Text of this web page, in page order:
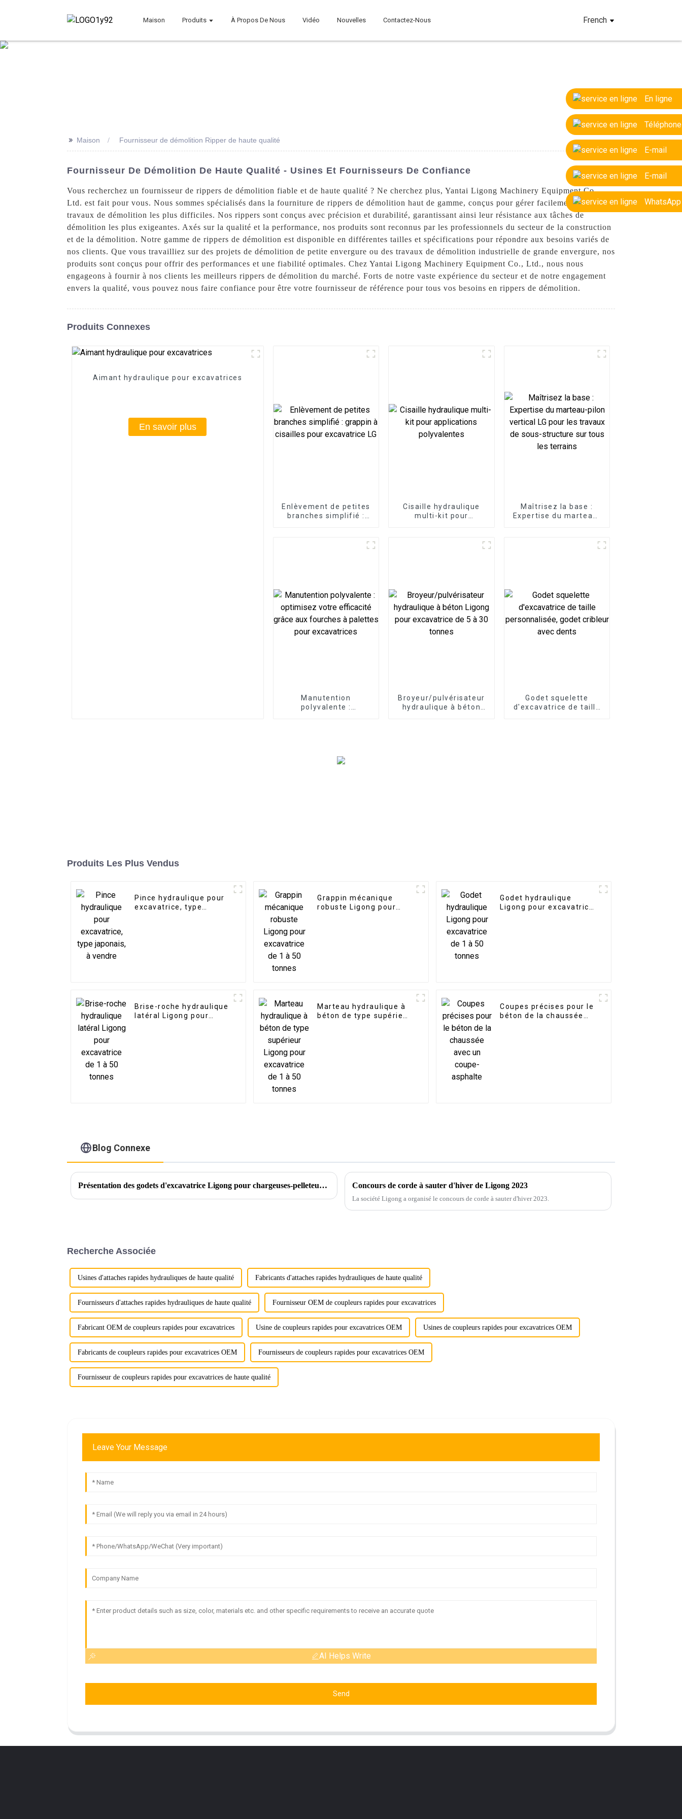
Maison Produits À Propos De Nous Vidéo Nouvelles Contactez-Nous French
En ligne
Téléphone
E-mail
E-mail
WhatsApp
>> Maison Fournisseur de démolition Ripper de haute qualité
Fournisseur De Démolition De Haute Qualité - Usines Et Fournisseurs De Confiance
Vous recherchez un fournisseur de rippers de démolition fiable et de haute qualité ? Ne cherchez plus, Yantai Ligong Machinery Equipment Co.,
Ltd. est fait pour vous. Nous sommes spécialisés dans la fourniture de rippers de démolition haut de gamme, conçus pour gérer facilement les
travaux de démolition les plus difficiles. Nos rippers sont conçus avec précision et durabilité, garantissant ainsi leur résistance aux tâches de
démolition les plus exigeantes. Axés sur la qualité et la performance, nos produits sont reconnus par les professionnels du secteur de la construction
et de la démolition. Notre gamme de rippers de démolition est disponible en différentes tailles et spécifications pour répondre aux besoins variés de
nos clients. Que vous travailliez sur des projets de démolition de petite envergure ou des travaux de démolition industrielle de grande envergure, nos
produits sont conçus pour offrir des performances et une fiabilité optimales. Chez Yantai Ligong Machinery Equipment Co., Ltd., nous nous
engageons à fournir à nos clients les meilleurs rippers de démolition du marché. Forts de notre vaste expérience du secteur et de notre engagement
envers la qualité, vous pouvez nous faire confiance pour être votre fournisseur de référence pour tous vos besoins en rippers de démolition.
Produits Connexes
Aimant hydraulique pour excavatrices
En savoir plus
Enlèvement de petites
branches simplifié :
Cisaille hydraulique
multi-kit pour
Maîtrisez la base :
Expertise du marteau-
structure sur tous les
Manutention
polyvalente :
Broyeur/pulvérisateur
hydraulique à béton
Godet squelette
d'excavatrice de taille
Produits Les Plus Vendus
Pince hydraulique pour
excavatrice, type
Grappin mécanique
robuste Ligong pour
Godet hydraulique
Ligong pour excavatrice
Brise-roche hydraulique
latéral Ligong pour
Marteau hydraulique à
béton de type supérieur
Coupes précises pour le
béton de la chaussée
Blog Connexe
Présentation des godets d'excavatrice Ligong pour chargeuses-pelleteuses JCB CASE Concours de corde à sauter d'hiver de Ligong 2023
La société Ligong a organisé le concours de corde à sauter d'hiver 2023.
Recherche Associée
Usines d'attaches rapides hydrauliques de haute qualité Fabricants d'attaches rapides hydrauliques de haute qualité
Fournisseurs d'attaches rapides hydrauliques de haute qualité Fournisseur OEM de coupleurs rapides pour excavatrices
Fabricant OEM de coupleurs rapides pour excavatrices Usine de coupleurs rapides pour excavatrices OEM Usines de coupleurs rapides pour excavatrices OEM
Fabricants de coupleurs rapides pour excavatrices OEM Fournisseurs de coupleurs rapides pour excavatrices OEM
Fournisseur de coupleurs rapides pour excavatrices de haute qualité
Leave Your Message
AI Helps Write
Send